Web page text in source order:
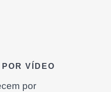
VÍDEO
por